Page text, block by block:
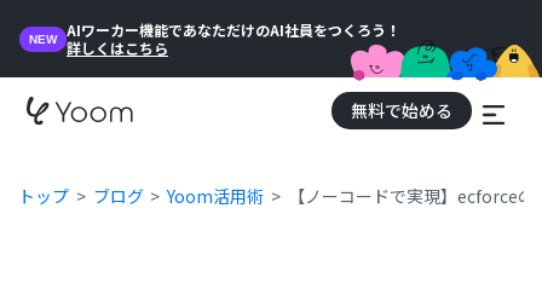
NEW
AIワーカー機能であなただけのAI社員をつくろう！
詳しくはこちら
無料で始める
トップ ブログ Yoom活用術 【ノーコードで実現】ecforce